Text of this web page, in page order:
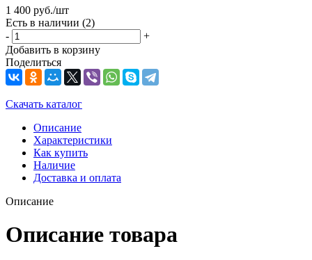
1 400 руб./шт
Есть в наличии (2)
-
+
Добавить в корзину
Поделиться
Скачать каталог
Описание
Характеристики
Как купить
Наличие
Доставка и оплата
Описание
Описание товара